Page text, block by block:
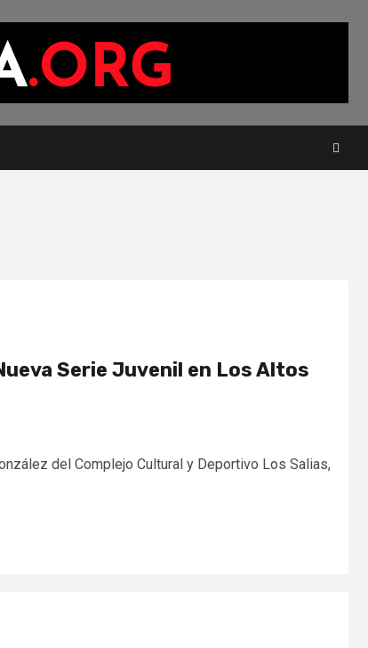
Serie Juvenil en Los Altos
del Complejo Cultural y Deportivo Los Salias,